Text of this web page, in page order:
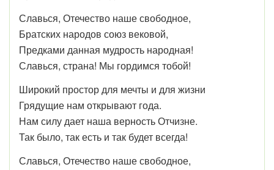
Славься, Отечество наше свободное,
Братских народов союз вековой,
Предками данная мудрость народная!
Славься, страна! Мы гордимся тобой!
Широкий простор для мечты и для жизни
Грядущие нам открывают года.
Нам силу дает наша верность Отчизне.
Так было, так есть и так будет всегда!
Славься, Отечество наше свободное,